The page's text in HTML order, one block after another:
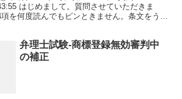
はじめまして。質問させていただきま
を何度読んでもピンときません。条文をうま
弁理士試験-商標登録無効審判中
の補正